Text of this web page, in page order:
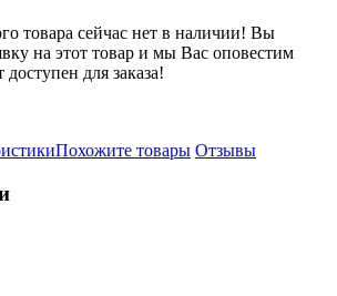
товара сейчас нет в наличии! Вы
на этот товар и мы Вас оповестим
доступен для заказа!
Похожите товары Отзывы